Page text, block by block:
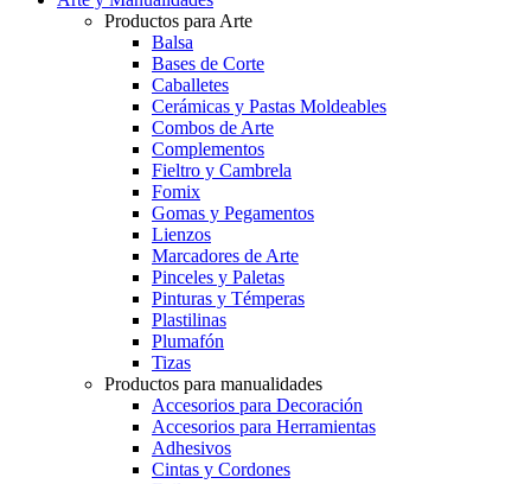
Productos para Arte
Balsa
Bases de Corte
Caballetes
Cerámicas y Pastas Moldeables
Combos de Arte
Complementos
Fieltro y Cambrela
Fomix
Gomas y Pegamentos
Lienzos
Marcadores de Arte
Pinceles y Paletas
Pinturas y Témperas
Plastilinas
Plumafón
Tizas
Productos para manualidades
Accesorios para Decoración
Accesorios para Herramientas
Adhesivos
Cintas y Cordones